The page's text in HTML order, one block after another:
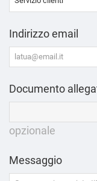
Indirizzo email
Documento
opzionale
Messaggio